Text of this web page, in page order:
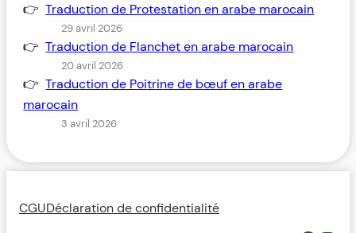
Traduction de Protestation en arabe marocain
29 avril 2026
Traduction de Flanchet en arabe marocain
20 avril 2026
Traduction de Poitrine de bœuf en arabe
marocain
3 avril 2026
CGUDéclaration de confidentialité